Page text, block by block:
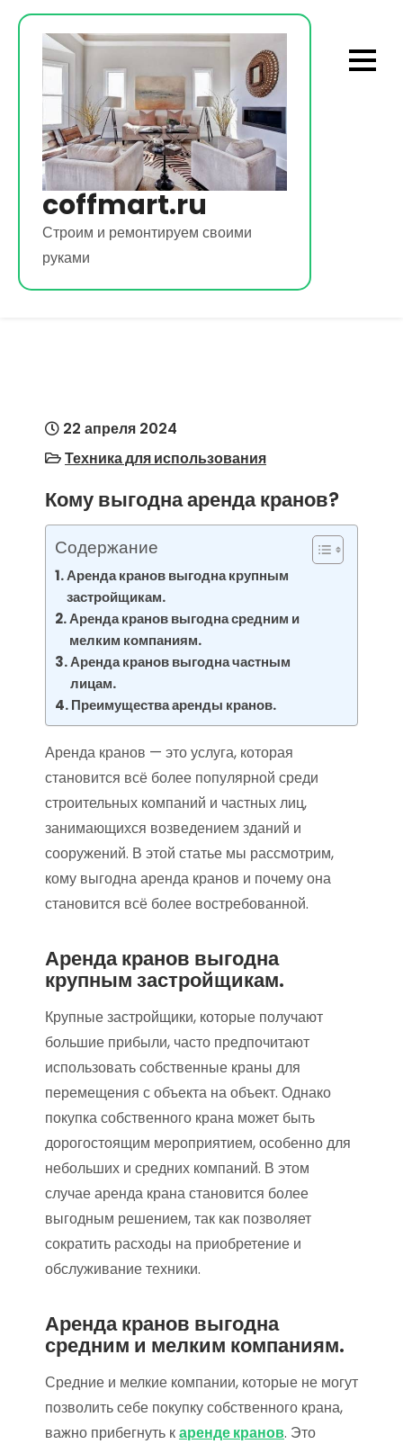
Перейти
содержимому
coffmart.ru
Строим и ремонтируем своими
руками
22 апреля 2024
Техника для использования
Кому выгодна аренда кранов?
Содержание
Аренда кранов выгодна крупным
застройщикам.
Аренда кранов выгодна средним и
мелким компаниям.
Аренда кранов выгодна частным
лицам.
Преимущества аренды кранов.
Аренда кранов — это услуга, которая
становится всё более популярной среди
строительных компаний и частных лиц,
занимающихся возведением зданий и
сооружений. В этой статье мы рассмотрим,
кому выгодна аренда кранов и почему она
становится всё более востребованной.
Аренда кранов выгодна
крупным застройщикам.
Крупные застройщики, которые получают
большие прибыли, часто предпочитают
использовать собственные краны для
перемещения с объекта на объект. Однако
покупка собственного крана может быть
дорогостоящим мероприятием, особенно для
небольших и средних компаний. В этом
случае аренда крана становится более
выгодным решением, так как позволяет
сократить расходы на приобретение и
обслуживание техники.
Аренда кранов выгодна
средним и мелким компаниям.
Средние и мелкие компании, которые не могут
позволить себе покупку собственного крана,
важно прибегнуть каренде кранов. Это